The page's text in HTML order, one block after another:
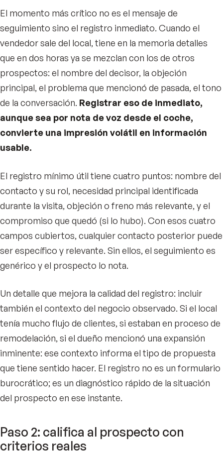
El momento más crítico no es el mensaje de
seguimiento sino el registro inmediato. Cuando el
vendedor sale del local, tiene en la memoria detalles
que en dos horas ya se mezclan con los de otros
prospectos: el nombre del decisor, la objeción
principal, el problema que mencionó de pasada, el tono
de la conversación. Registrar eso de inmediato,
aunque sea por nota de voz desde el coche,
convierte una impresión volátil en información
usable.
El registro mínimo útil tiene cuatro puntos: nombre del
contacto y su rol, necesidad principal identificada
durante la visita, objeción o freno más relevante, y el
compromiso que quedó (si lo hubo). Con esos cuatro
campos cubiertos, cualquier contacto posterior puede
ser específico y relevante. Sin ellos, el seguimiento es
genérico y el prospecto lo nota.
Un detalle que mejora la calidad del registro: incluir
también el contexto del negocio observado. Si el local
tenía mucho flujo de clientes, si estaban en proceso de
remodelación, si el dueño mencionó una expansión
inminente: ese contexto informa el tipo de propuesta
que tiene sentido hacer. El registro no es un formulario
burocrático; es un diagnóstico rápido de la situación
del prospecto en ese instante.
Paso 2: califica al prospecto con
criterios reales